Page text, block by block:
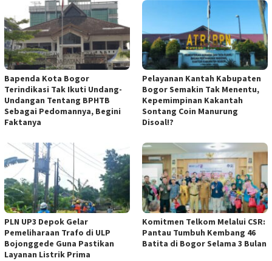
Bapenda Kota Bogor
Terindikasi Tak Ikuti Undang-
Undangan Tentang BPHTB
Sebagai Pedomannya, Begini
Faktanya
Pelayanan Kantah Kabupaten
Bogor Semakin Tak Menentu,
Kepemimpinan Kakantah
Sontang Coin Manurung
Disoal!?
PLN UP3 Depok Gelar
Pemeliharaan Trafo di ULP
Bojonggede Guna Pastikan
Layanan Listrik Prima
Komitmen Telkom Melalui CSR:
Pantau Tumbuh Kembang 46
Batita di Bogor Selama 3 Bulan